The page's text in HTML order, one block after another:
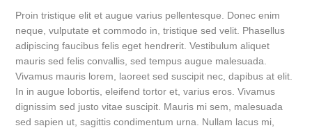
Proin tristique elit et augue varius pellentesque. Donec enim
neque, vulputate et commodo in, tristique sed velit. Phasellus
adipiscing faucibus felis eget hendrerit. Vestibulum aliquet
mauris sed felis convallis, sed tempus augue malesuada.
Vivamus mauris lorem, laoreet sed suscipit nec, dapibus at elit.
In in augue lobortis, eleifend tortor et, varius eros. Vivamus
dignissim sed justo vitae suscipit. Mauris mi sem, malesuada
sed sapien ut, sagittis condimentum urna. Nullam lacus mi,